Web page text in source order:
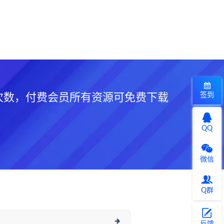
，付费会员所有资源可免费下载 签到
QQ
微信
Q群